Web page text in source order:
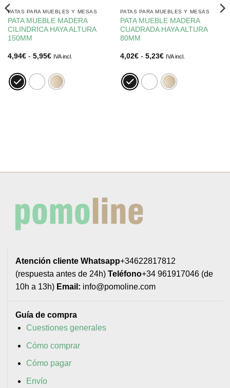
PATAS PARA MUEBLES Y MESAS
PATA MUEBLE MADERA
CILINDRICA HAYA ALTURA
150MM
4,94€ - 5,95€Rango
desde
4,94€
hasta
IVA incl.
PATAS PARA MUEBLES Y MESAS
PATA MUEBLE MADERA
CUADRADA HAYA ALTURA
80MM
4,02€ - 5,23€Rango
desde
4,02€
hasta
IVA incl.
Atención cliente Whatsapp+34622817812
(respuesta antes de 24h) Teléfono+34 961917046 (de
10h a 13h) Email: info@pomoline.com
Guía de compra
Cuestiones generales
Cómo comprar
Cómo pagar
Envío